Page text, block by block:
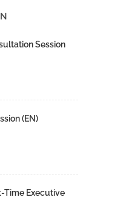
Session
(EN)
Time Executive